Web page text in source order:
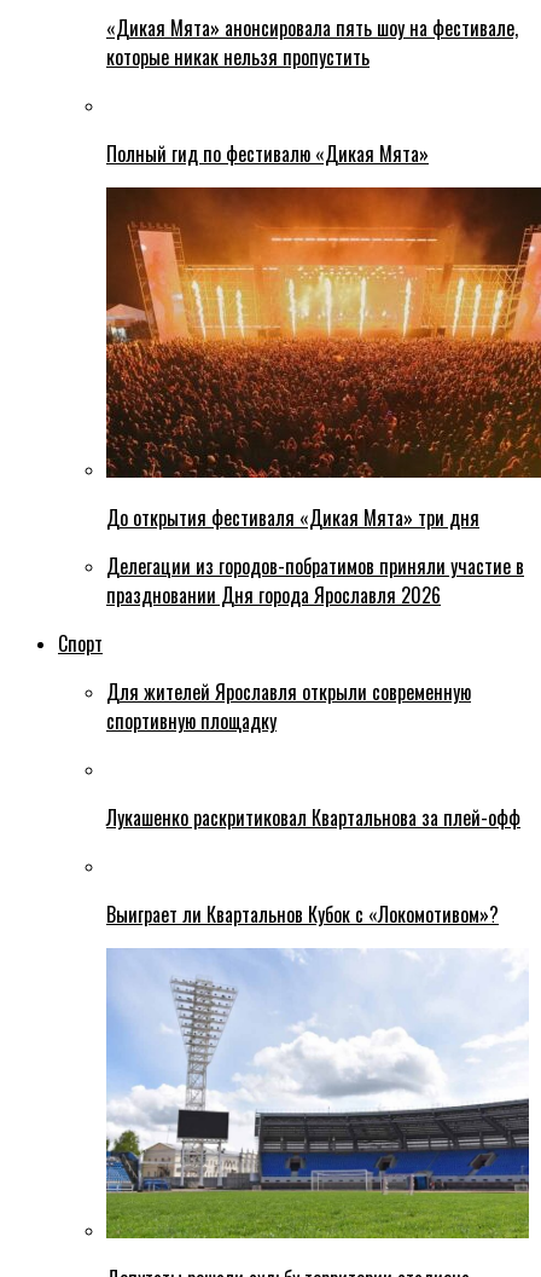
«Дикая Мята» анонсировала пять шоу на фестивале,
которые никак нельзя пропустить
Полный гид по фестивалю «Дикая Мята»
До открытия фестиваля «Дикая Мята» три дня
Делегации из городов-побратимов приняли участие в
праздновании Дня города Ярославля 2026
Спорт
Для жителей Ярославля открыли современную
спортивную площадку
Лукашенко раскритиковал Квартальнова за плей-офф
Выиграет ли Квартальнов Кубок с «Локомотивом»?